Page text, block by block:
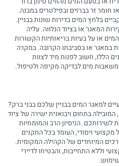
זר בברזים ובפילטרים במבנה.
בלחץ המים בדירות שונות בבניין.
המאגר או בציוד הנלווה. עליה
או על בעיות בריאותיות הקשורות
במאגר או בסביבתו הקרובה. במקרה
הללו, חשוב לפנות מיד לצוות
מים לבדיקה מקיפה ולטיפול.
למאגר המים בבניין שלכם בבני ברק?
בתחום ויבואנית ישירה של ציוד
הניסיון הרב והמומחיות
ויסודי, העומד בכל התקנים
המיוחדים של הקהילה המקומית.
וללא התחייבות, והבטיחו לדיירי